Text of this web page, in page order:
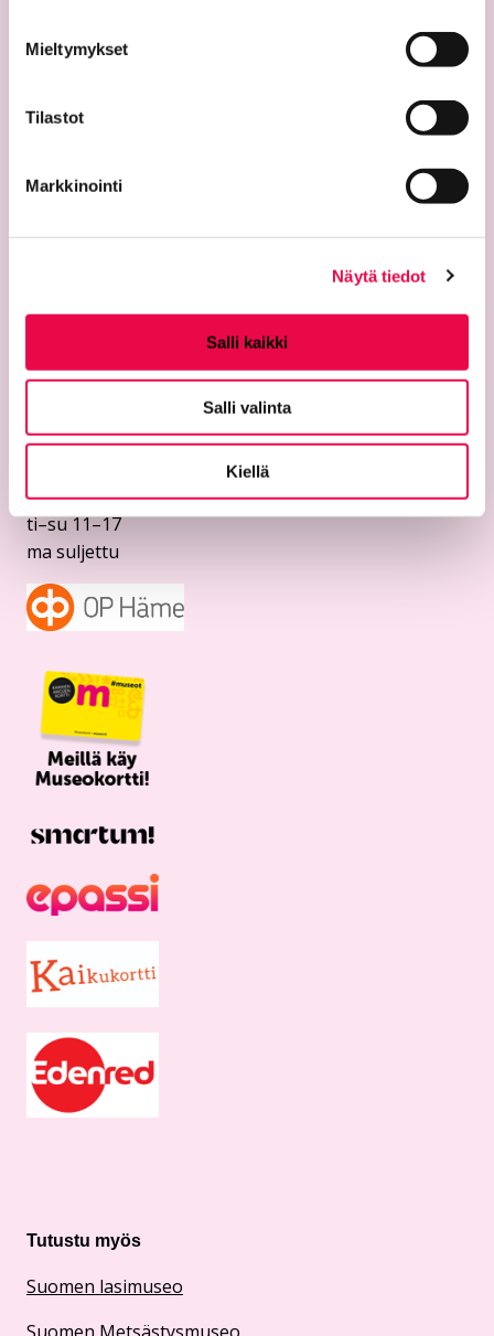
Mieltymykset
Tilastot
Markkinointi
Näytä tiedot
Salli kaikki
Salli valinta
Kiellä
11100 Riihimäki
riemu@riihimaki.fi
ti–su 11–17
ma suljettu
Tutustu myös
Suomen lasimuseo